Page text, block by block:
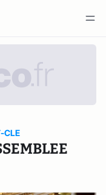
CLE